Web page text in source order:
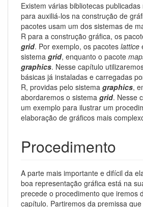
Existem várias bibliotecas
para auxiliá-los na construção de
pacotes usam um dos sistemas de
R para a construção gráfica, os
grid. Por exemplo, os pacotes lattice
sistema grid, enquanto o pacote
graphics. Nesse capítulo
básicas já instaladas e carregadas
R, providas pelo sistema graphics,
abordaremos o sistema grid. Nesse
um exemplo para ilustrar um
elaboração de gráficos mais
Procedimento
A parte mais importante e difícil da
boa representação gráfica está na
precede o procedimento que iremos
capítulo. Partiremos da premissa